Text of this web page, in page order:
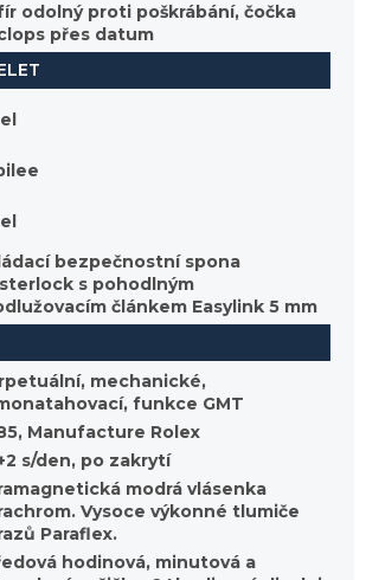
odolný proti poškrábání, čočka
přes datum
bezpečnostní spona
s pohodlným
článkem Easylink 5 mm
mechanické,
funkce GMT
Manufacture Rolex
s/den, po zakrytí
modrá vlásenka
Vysoce výkonné tlumiče
Paraflex.
hodinová, minutová a